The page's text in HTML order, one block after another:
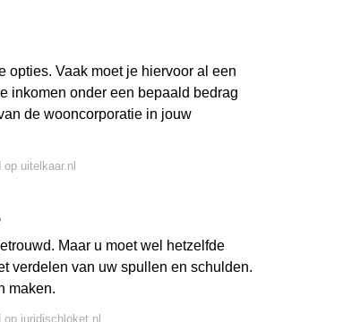
opties. Vaak moet je hiervoor al een
inkomen onder een bepaald bedrag
de wooncorporatie in jouw
uitelkaar.nl
Maar u moet wel hetzelfde
verdelen van uw spullen en schulden.
maken.
juridischloket.nl